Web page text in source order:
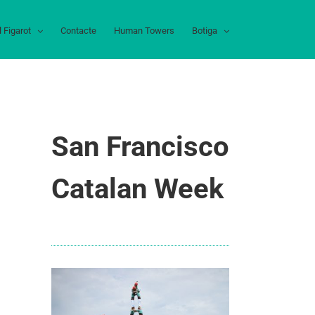
Figarot Contacte Human Towers Botiga
San Francisco
Catalan Week